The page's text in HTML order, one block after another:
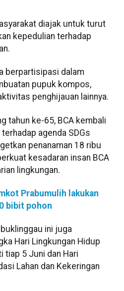
diajak untuk turut
kepedulian terhadap
berpartisipasi dalam
pupuk kompos,
penghijauan lainnya.
tahun ke-65, BCA kembali
agenda SDGs
penanaman 18 ribu
kesadaran insan BCA
lingkungan.
Prabumulih lakukan
bibit pohon
ini juga
Hari Lingkungan Hidup
tiap 5 Juni dan Hari
Lahan dan Kekeringan